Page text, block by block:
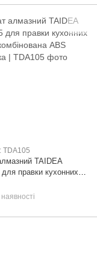
TDA105
TAIDEA
правки кухонних
ABS